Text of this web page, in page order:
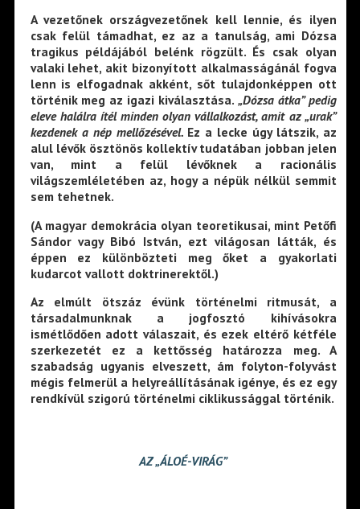
A vezetőnek országvezetőnek kell lennie, és ilyen
csak felül támadhat, ez az a tanulság, ami Dózsa
tragikus példájából belénk rögzült. És csak olyan
valaki lehet, akit bizonyított alkalmasságánál fogva
lenn is elfogadnak akként, sőt tulajdonképpen ott
történik meg az igazi kiválasztása. „Dózsa átka” pedig
eleve halálra ítél minden olyan vállalkozást, amit az „urak”
kezdenek a nép mellőzésével. Ez a lecke úgy látszik, az
alul lévők ösztönös kollektív tudatában jobban jelen
van, mint a felül lévőknek a racionális
világszemléletében az, hogy a népük nélkül semmit
sem tehetnek.
(A magyar demokrácia olyan teoretikusai, mint Petőfi
Sándor vagy Bibó István, ezt világosan látták, és
éppen ez különbözteti meg őket a gyakorlati
kudarcot vallott doktrinerektől.)
Az elmúlt ötszáz évünk történelmi ritmusát, a
társadalmunknak a jogfosztó kihívásokra
ismétlődően adott válaszait, és ezek eltérő kétféle
szerkezetét ez a kettősség határozza meg. A
szabadság ugyanis elveszett, ám folyton-folyvást
mégis felmerül a helyreállításának igénye, és ez egy
rendkívül szigorú történelmi ciklikussággal történik.
AZ „ÁLOÉ-VIRÁG”